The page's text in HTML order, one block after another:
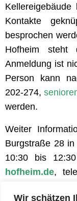
Wir schätzen
Kellereigebäude
Kontakte
besprochen
Hofheim steht
Anmeldung ist
Person kann
202-274,
werden.
Weiter
Burgstraße 28
10:30 bis
hofheim.de,